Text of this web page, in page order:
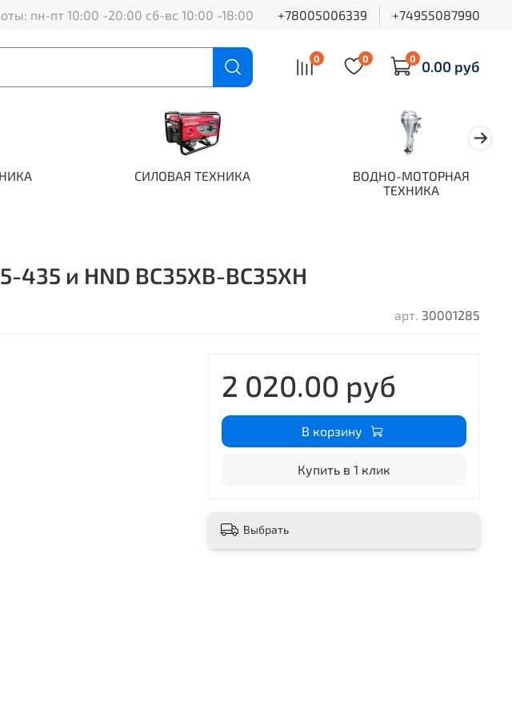
пн-пт 10:00 -20:00 сб-вс 10:00 -18:00 +78005006339 +74955087990
0 0 0 0.00 руб
СИЛОВАЯ ТЕХНИКА
ВОДНО-МОТОРНАЯ
ТЕХНИКА
435 и HND BC35XB-BC35XH
арт. 30001285
2 020.00 руб
В корзину
Купить в 1 клик
Выбрать